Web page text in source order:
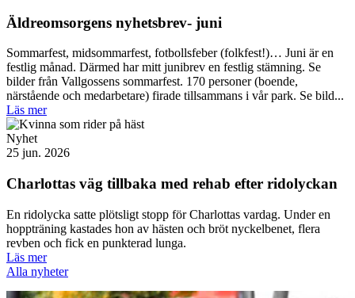
Äldreomsorgens nyhetsbrev- juni
Sommarfest, midsommarfest, fotbollsfeber (folkfest!)… Juni är en
festlig månad. Därmed har mitt junibrev en festlig stämning. Se
bilder från Vallgossens sommarfest. 170 personer (boende,
närstående och medarbetare) firade tillsammans i vår park. Se bild...
Läs mer
Nyhet
25 jun. 2026
Charlottas väg tillbaka med rehab efter ridolyckan
En ridolycka satte plötsligt stopp för Charlottas vardag. Under en
hoppträning kastades hon av hästen och bröt nyckelbenet, flera
revben och fick en punkterad lunga.
Läs mer
Alla nyheter